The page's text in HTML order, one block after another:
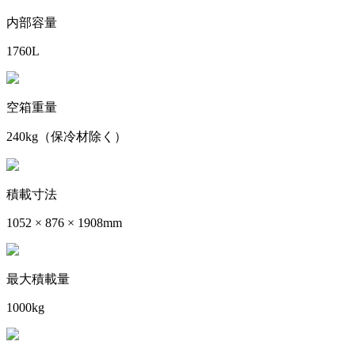
内部容量
1760L
空箱重量
240kg（保冷材除く）
積載寸法
1052 × 876 × 1908mm
最大積載量
1000kg